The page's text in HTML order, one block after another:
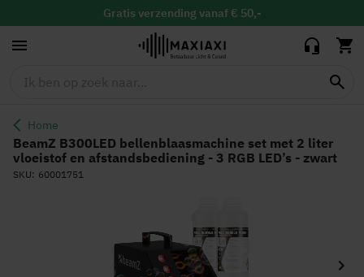
Gratisbinnen 30 dagen ruilen & retour
Vandaag besteld, maandag in huis
Home
vloeistof en
afstandsbediening -
3 RGB LED’s - zwart
BeamZ B300LED bellenblaasmachine set met 2 liter
vloeistof en afstandsbediening - 3 RGB LED’s - zwart
SKU 60001751